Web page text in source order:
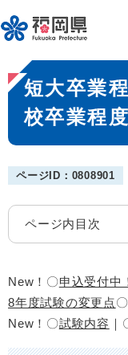
ー
ジ
先
頭
。
本
文
短大卒業
校卒業程
ページID：0808901
ページ内目次
New！〇申込受付中
8年度試験の変更点〇
New！〇試験内容 ｜